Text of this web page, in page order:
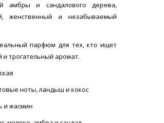
амбры и сандалового дерева,
женственный и незабываемый
парфюм для тех, кто ищет
и трогательный аромат.
ноты, ландыш и кокос
и жасмин